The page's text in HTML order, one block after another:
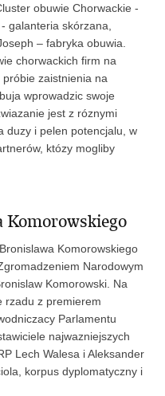
obuwie Chorwackie -
galanteria skórzana,
– fabryka obuwia.
chorwackich firm na
zaistnienia na
wprowadzic swoje
jest z róznymi
duzy i pelen potencjalu, w
któzy mogliby
Komorowskiego
Komorowskiego
Narodowym
Komorowski. Na
rzadu z premierem
Parlamentu
najwazniejszych
Lech Walesa i Aleksander
korpus dyplomatyczny i